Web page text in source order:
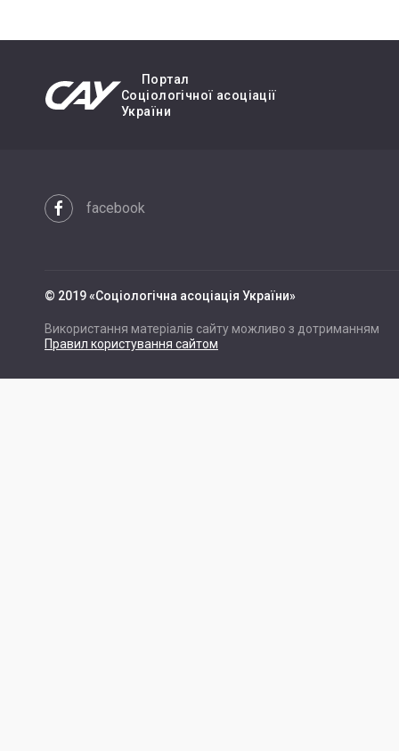
Портал
Cоціологічної асоціації
України
facebook
© 2019 «Cоціологічна асоціація України»
Використання матеріалів сайту можливо з дотриманням
Правил користування сайтом